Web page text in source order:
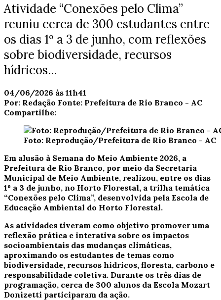
Atividade “Conexões pelo Clima”
reuniu cerca de 300 estudantes entre
os dias 1º a 3 de junho, com reflexões
sobre biodiversidade, recursos
hídricos...
04/06/2026 às 11h41
Por: Redação Fonte: Prefeitura de Rio Branco - AC
Compartilhe:
Foto: Reprodução/Prefeitura de Rio Branco - AC
Em alusão à Semana do Meio Ambiente 2026, a
Prefeitura de Rio Branco, por meio da Secretaria
Municipal de Meio Ambiente, realizou, entre os dias
1º a 3 de junho, no Horto Florestal, a trilha temática
“Conexões pelo Clima”, desenvolvida pela Escola de
Educação Ambiental do Horto Florestal.
As atividades tiveram como objetivo promover uma
reflexão prática e interativa sobre os impactos
socioambientais das mudanças climáticas,
aproximando os estudantes de temas como
biodiversidade, recursos hídricos, floresta, carbono e
responsabilidade coletiva. Durante os três dias de
programação, cerca de 300 alunos da Escola Mozart
Donizetti participaram da ação.